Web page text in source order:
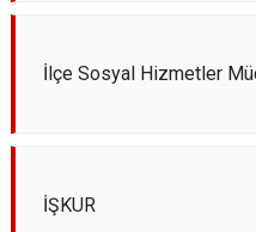
İlçe Sosyal Hizmetler
İŞKUR